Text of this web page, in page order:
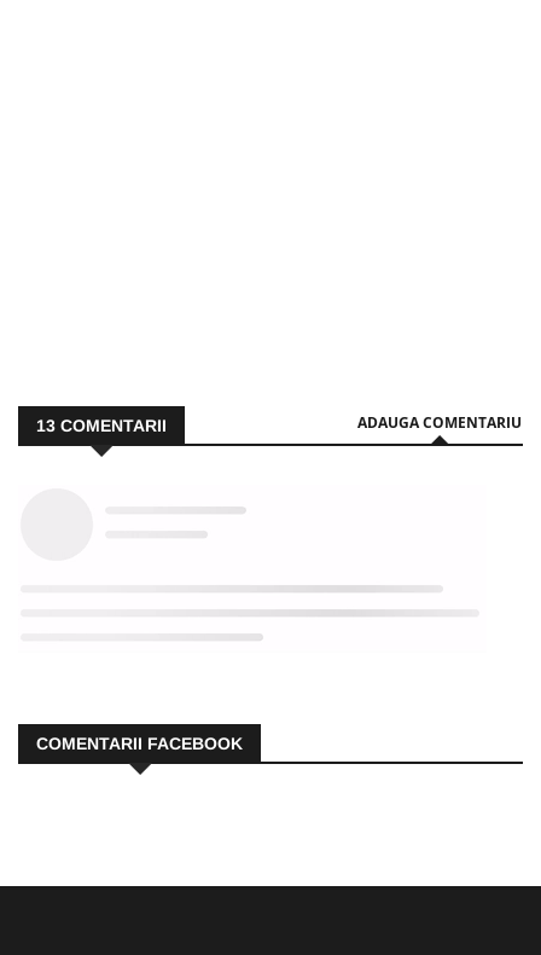
13 COMENTARII ADAUGA COMENTARIU
COMENTARII FACEBOOK